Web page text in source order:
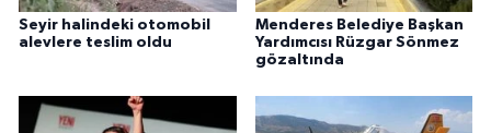
Seyir halindeki otomobil
alevlere teslim oldu
Menderes Belediye Başkan
Yardımcısı Rüzgar Sönmez
gözaltında